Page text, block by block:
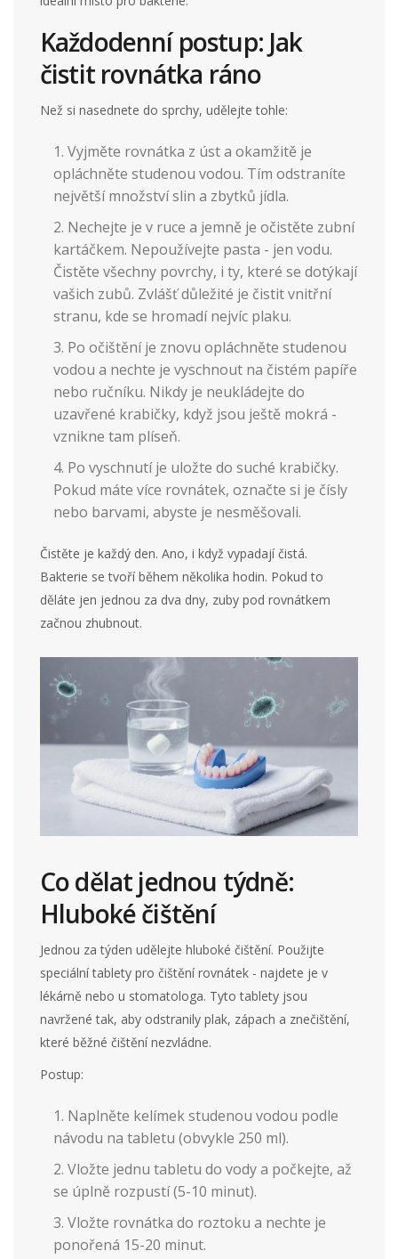
Každodenní postup: Jak
čistit rovnátka ráno
Než si nasednete do sprchy, udělejte tohle:
Vyjměte rovnátka z úst a okamžitě je
opláchněte studenou vodou. Tím odstraníte
největší množství slin a zbytků jídla.
Nechejte je v ruce a jemně je očistěte zubní
kartáčkem. Nepoužívejte pasta - jen vodu.
Čistěte všechny povrchy, i ty, které se dotýkají
vašich zubů. Zvlášť důležité je čistit vnitřní
stranu, kde se hromadí nejvíc plaku.
Po očištění je znovu opláchněte studenou
vodou a nechte je vyschnout na čistém papíře
nebo ručníku. Nikdy je neukládejte do
uzavřené krabičky, když jsou ještě mokrá -
vznikne tam plíseň.
Po vyschnutí je uložte do suché krabičky.
Pokud máte více rovnátek, označte si je čísly
nebo barvami, abyste je nesměšovali.
Čistěte je každý den. Ano, i když vypadají čistá.
Bakterie se tvoří během několika hodin. Pokud to
děláte jen jednou za dva dny, zuby pod rovnátkem
začnou zhubnout.
Co dělat jednou týdně:
Hluboké čištění
Jednou za týden udělejte hluboké čištění. Použijte
speciální tablety pro čištění rovnátek - najdete je v
lékárně nebo u stomatologa. Tyto tablety jsou
navržené tak, aby odstranily plak, zápach a znečištění,
které běžné čištění nezvládne.
Postup:
Naplněte kelímek studenou vodou podle
návodu na tabletu (obvykle 250 ml).
Vložte jednu tabletu do vody a počkejte, až
se úplně rozpustí (5-10 minut).
Vložte rovnátka do roztoku a nechte je
ponořená 15-20 minut.